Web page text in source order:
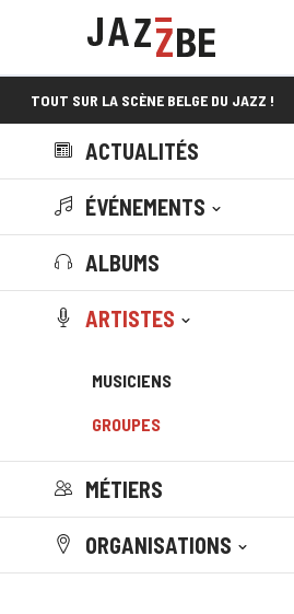
TOUT SUR LA SCÈNE BELGE DU JAZZ !
ACTUALITÉS
ÉVÉNEMENTS
ALBUMS
ARTISTES
MUSICIENS
GROUPES
MÉTIERS
ORGANISATIONS